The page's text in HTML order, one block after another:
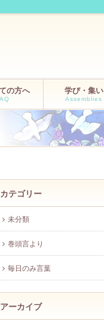
の方へ 学び・集い
Assemblies
カテゴリー
未分類
巻頭言より
毎日のみ言葉
アーカイブ